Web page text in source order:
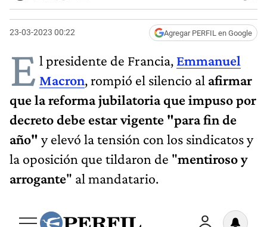
23-03-2023 00:22 Agregar PERFIL en Google
E l presidente de Francia, Emmanuel
Macron, rompió el silencio al afirmar
que la reforma jubilatoria que impuso por
decreto debe estar vigente "para fin de
año" y elevó la tensión con los sindicatos y
la oposición que tildaron de "mentiroso y
arrogante" al mandatario.